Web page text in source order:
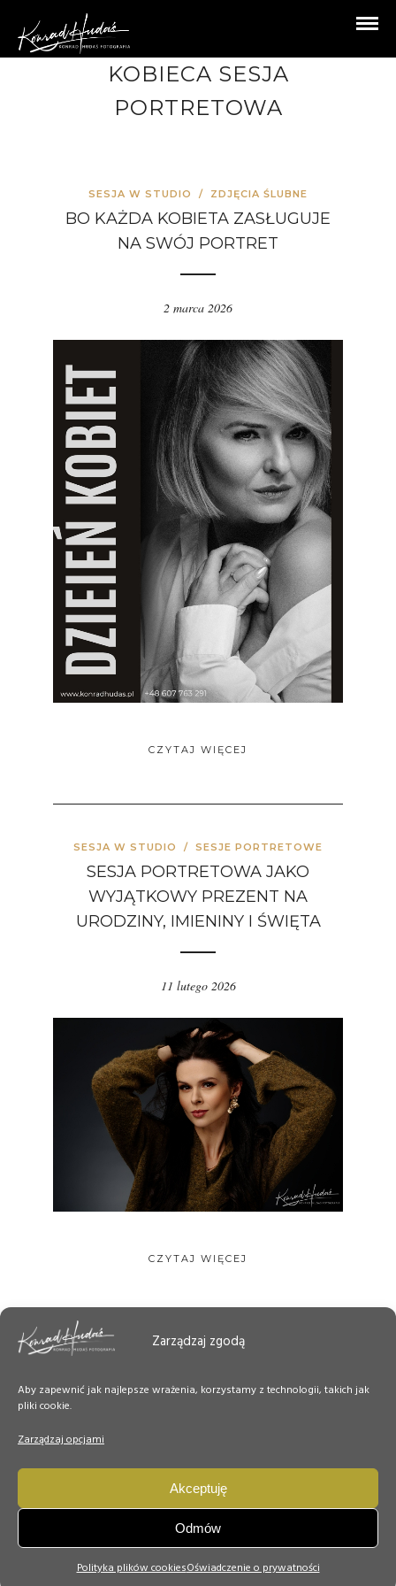
Zarządzaj zgodą
Aby zapewnić jak najlepsze wrażenia, korzystamy z technologii, takich jak
pliki cookie.
Zarządzaj opcjami
Akceptuję
Odmów
Polityka plików cookiesOświadczenie o prywatności
KOBIECA SESJA
PORTRETOWA
SESJA W STUDIO / ZDJĘCIA ŚLUBNE
BO KAŻDA KOBIETA ZASŁUGUJE
NA SWÓJ PORTRET
2 marca 2026
CZYTAJ WIĘCEJ
SESJA W STUDIO / SESJE PORTRETOWE
SESJA PORTRETOWA JAKO
WYJĄTKOWY PREZENT NA
URODZINY, IMIENINY I ŚWIĘTA
11 lutego 2026
CZYTAJ WIĘCEJ
© Copyright konradhudas.